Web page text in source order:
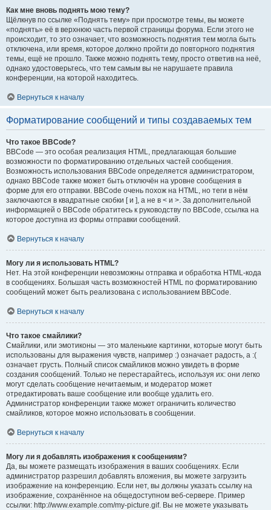
Как мне вновь поднять мою тему?
Щёлкнув по ссылке «Поднять тему» при просмотре темы, вы можете
«поднять» её в верхнюю часть первой страницы форума. Если этого не
происходит, то это означает, что возможность поднятия тем могла быть
отключена, или время, которое должно пройти до повторного поднятия
темы, ещё не прошло. Также можно поднять тему, просто ответив на неё,
однако удостоверьтесь, что тем самым вы не нарушаете правила
конференции, на которой находитесь.
Вернуться к началу
Форматирование сообщений и типы создаваемых тем
Что такое BBCode?
BBCode — это особая реализация HTML, предлагающая большие
возможности по форматированию отдельных частей сообщения.
Возможность использования BBCode определяется администратором,
однако BBCode также может быть отключён на уровне сообщения в
форме для его отправки. BBCode очень похож на HTML, но теги в нём
заключаются в квадратные скобки [ и ], а не в < и >. За дополнительной
информацией о BBCode обратитесь к руководству по BBCode, ссылка на
которое доступна из формы отправки сообщений.
Вернуться к началу
Могу ли я использовать HTML?
Нет. На этой конференции невозможны отправка и обработка HTML-кода
в сообщениях. Большая часть возможностей HTML по форматированию
сообщений может быть реализована с использованием BBCode.
Вернуться к началу
Что такое смайлики?
Смайлики, или эмотиконы — это маленькие картинки, которые могут быть
использованы для выражения чувств, например :) означает радость, а :(
означает грусть. Полный список смайликов можно увидеть в форме
создания сообщений. Только не перестарайтесь, используя их: они легко
могут сделать сообщение нечитаемым, и модератор может
отредактировать ваше сообщение или вообще удалить его.
Администратор конференции также может ограничить количество
смайликов, которое можно использовать в сообщении.
Вернуться к началу
Могу ли я добавлять изображения к сообщениям?
Да, вы можете размещать изображения в ваших сообщениях. Если
администратор разрешил добавлять вложения, вы можете загрузить
изображение на конференцию. Если нет, вы должны указать ссылку на
изображение, сохранённое на общедоступном веб-сервере. Пример
ссылки: http://www.example.com/my-picture.gif. Вы не можете указывать